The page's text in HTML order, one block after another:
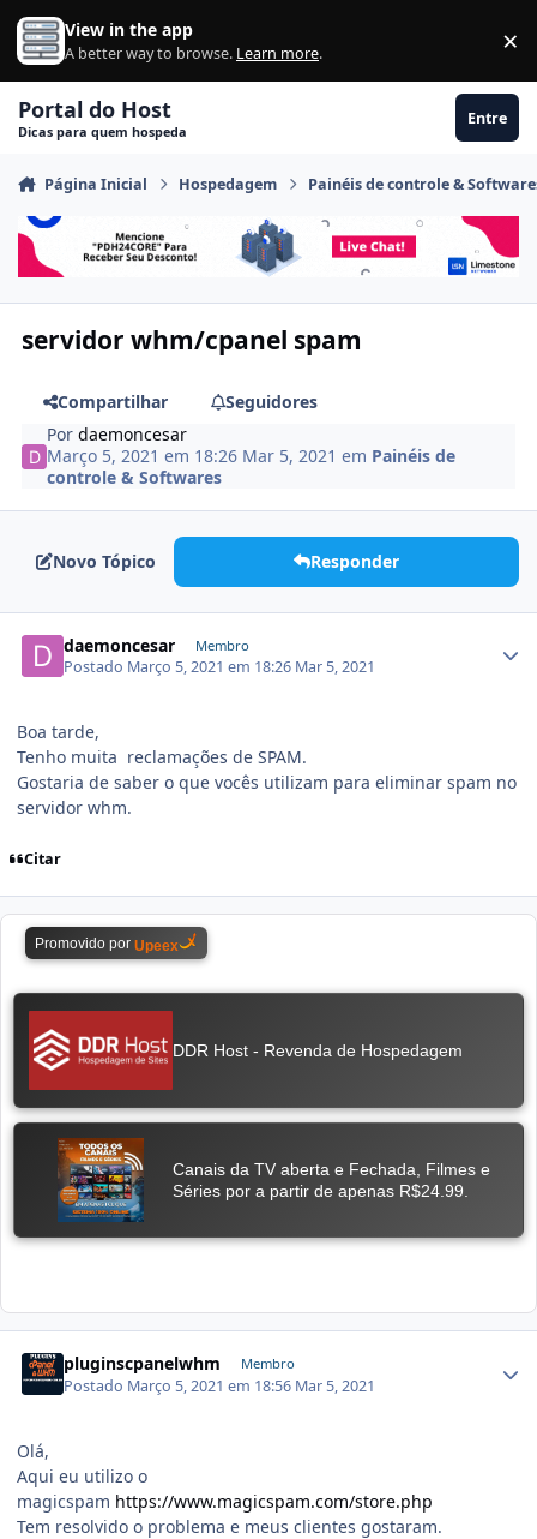
Ir para conteúdo
View in the app
A better way to browse. Learn more. ×
Portal do Host
Dicas para quem hospeda
Entre
Página Inicial Hospedagem Painéis de controle &
servidor whm/cpanel spam
Compartilhar
Seguidores
Pordaemoncesar
Março 5, 2021 em 18:26 Mar 5, 2021 em Painéis de
controle & Softwares
Novo Tópico Responder
daemoncesar Membro
Postado Março 5, 2021 em 18:26 Mar 5, 2021
Boa tarde,
Tenho muita reclamações de SPAM.
Gostaria de saber o que vocês utilizam para eliminar spam no
servidor whm.
Citar
pluginscpanelwhm Membro
Postado Março 5, 2021 em 18:56 Mar 5, 2021
Olá,
Aqui eu utilizo o
magicspam https://www.magicspam.com/store.php
Tem resolvido o problema e meus clientes gostaram.